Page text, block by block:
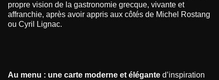
propre vision de la gastronomie grecque, vivante et
affranchie, après avoir appris aux côtés de Michel Rostang
ou Cyril Lignac.
Au menu : une carte moderne et élégante d’inspiration